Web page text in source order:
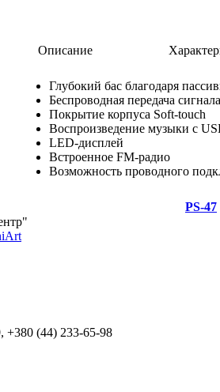
Описание
Глубокий бас благодаря
Беспроводная передача
Покрытие корпуса Soft-touch
Воспроизведение музыки с
LED-дисплей
Встроенное FM-радио
Возможность проводного
PS-47
+380 (44) 233-65-98